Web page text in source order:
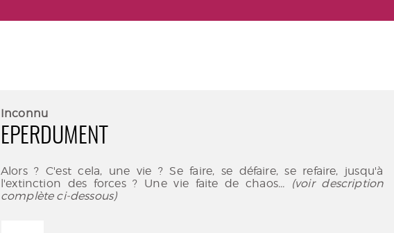
Inconnu
EPERDUMENT
Alors ? C'est cela, une vie ? Se faire, se défaire, se refaire, jusqu'à
l'extinction des forces ? Une vie faite de chaos... (voir description
complète ci-dessous)